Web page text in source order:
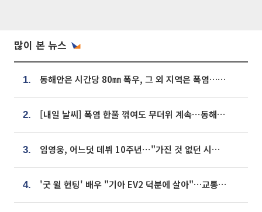
많이 본 뉴스
1. 동해안은 시간당 80㎜ 폭우, 그 외 지역은 폭염…‘극과 극 날씨’
2. [내일 날씨] 폭염 한풀 꺾여도 무더위 계속⋯동해안 이틀 연속 비
3. 임영웅, 어느덧 데뷔 10주년⋯"가진 것 없던 시절, 내 앞엔 20명의 팬뿐"
4. '굿 윌 헌팅' 배우 "기아 EV2 덕분에 살아"…교통사고 후 안전성 극찬